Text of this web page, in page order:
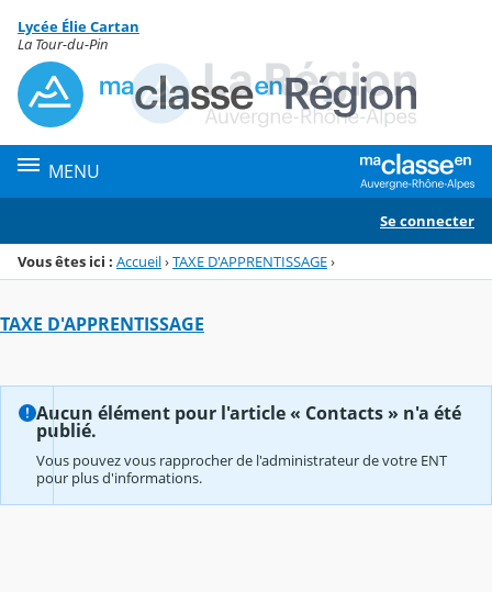
Menu de la rubrique
Contenu
Lycée Élie Cartan
La Tour-du-Pin
MENU
Se connecter
Vous êtes ici : Accueil›TAXE D'APPRENTISSAGE›
TAXE D'APPRENTISSAGE
Aucun élément pour l'article « Contacts » n'a été
publié.
Vous pouvez vous rapprocher de l'administrateur de votre ENT
pour plus d'informations.